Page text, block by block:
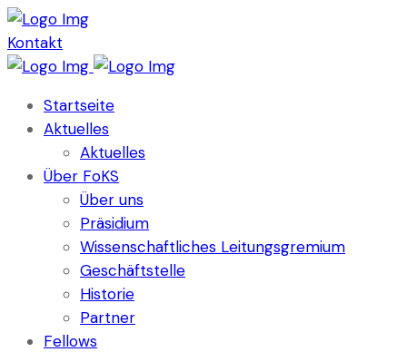
Kontakt
Startseite
Aktuelles
Aktuelles
Über FoKS
Über uns
Präsidium
Wissenschaftliches Leitungsgremium
Geschäftstelle
Historie
Partner
Fellows